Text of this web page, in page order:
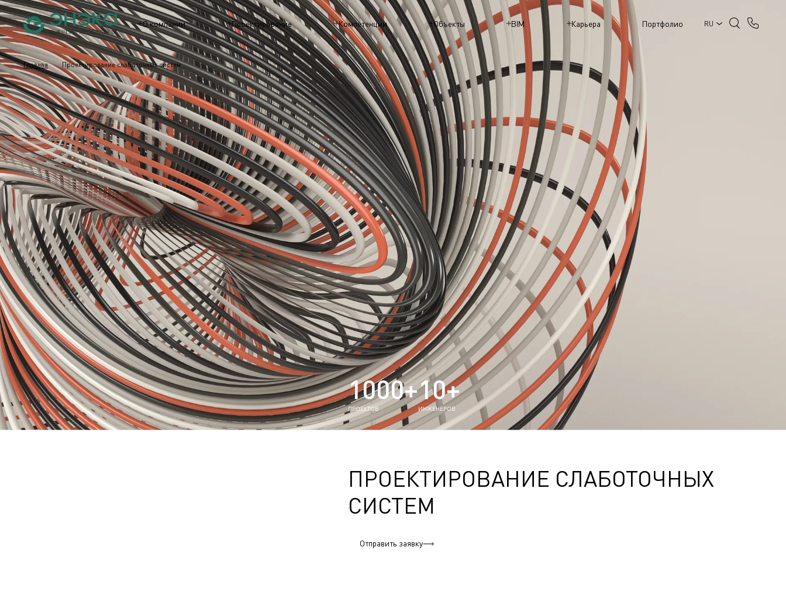
О компании Проектирование Компетенции Объекты BIM Карьера Портфолио RU
Главная Проектирование слаботочных систем
СЛАБОТОЧНЫЕ
СИСТЕМЫ
1000+
ПРОЕКТОВ
10+
ИНЖЕНЕРОВ
ПРОЕКТИРОВАНИЕ СЛАБОТОЧНЫХ
СИСТЕМ
Отправить заявку